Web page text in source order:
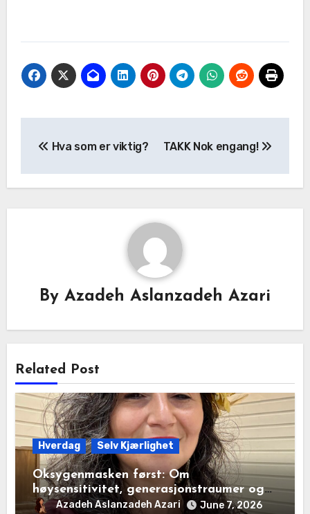
Hva som er viktig? TAKK Nok engang!
By Azadeh Aslanzadeh Azari
Related Post
Hverdag Selv Kjærlighet
Oksygenmasken først: Om
høysensitivitet, generasjonstraumer og
det disiplinerte tunnelsynet
Azadeh Aslanzadeh Azari June 7, 2026